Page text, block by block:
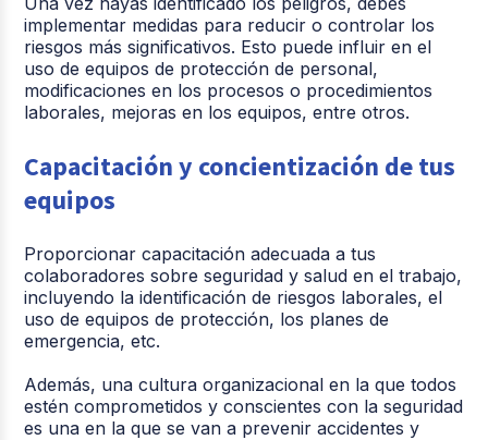
implementar medidas para reducir o controlar los
riesgos más significativos. Esto puede influir en el
uso de equipos de protección de personal,
modificaciones en los procesos o procedimientos
laborales, mejoras en los equipos, entre otros.
Capacitación y concientización de tus
equipos
Proporcionar capacitación adecuada a tus
colaboradores sobre seguridad y salud en el trabajo,
incluyendo la identificación de riesgos laborales, el
uso de equipos de protección, los planes de
emergencia, etc.
Además, una cultura organizacional en la que todos
estén comprometidos y conscientes con la seguridad
es una en la que se van a prevenir accidentes y